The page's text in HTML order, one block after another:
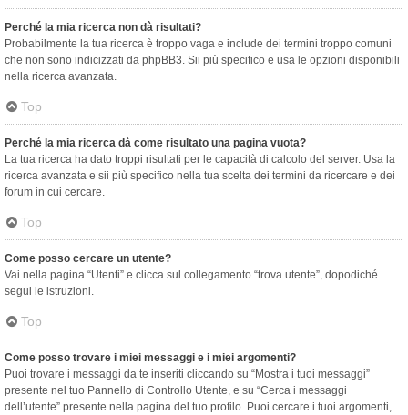
Perché la mia ricerca non dà risultati?
Probabilmente la tua ricerca è troppo vaga e include dei termini troppo comuni
che non sono indicizzati da phpBB3. Sii più specifico e usa le opzioni disponibili
nella ricerca avanzata.
Top
Perché la mia ricerca dà come risultato una pagina vuota?
La tua ricerca ha dato troppi risultati per le capacità di calcolo del server. Usa la
ricerca avanzata e sii più specifico nella tua scelta dei termini da ricercare e dei
forum in cui cercare.
Top
Come posso cercare un utente?
Vai nella pagina “Utenti” e clicca sul collegamento “trova utente”, dopodiché
segui le istruzioni.
Top
Come posso trovare i miei messaggi e i miei argomenti?
Puoi trovare i messaggi da te inseriti cliccando su “Mostra i tuoi messaggi”
presente nel tuo Pannello di Controllo Utente, e su “Cerca i messaggi
dell’utente” presente nella pagina del tuo profilo. Puoi cercare i tuoi argomenti,